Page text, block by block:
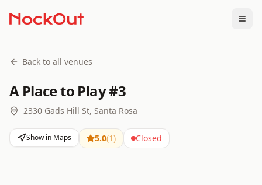
Back to all venues
A Place to Play #3
2330 Gads Hill St, Santa Rosa
Show in Maps 5.0(1) Closed